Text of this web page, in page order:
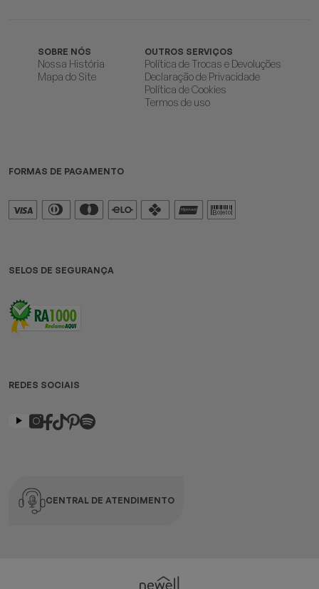
SOBRE NÓS
Nossa História
Mapa do Site
OUTROS SERVIÇOS
Política de Trocas e Devoluções
Declaração de Privacidade
Política de Cookies
Termos de uso
FORMAS DE PAGAMENTO
SELOS DE SEGURANÇA
REDES SOCIAIS
CENTRAL DE ATENDIMENTO